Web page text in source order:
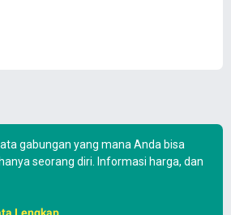
gabungan yang mana Anda bisa
seorang diri. Informasi harga, dan
Lengkap